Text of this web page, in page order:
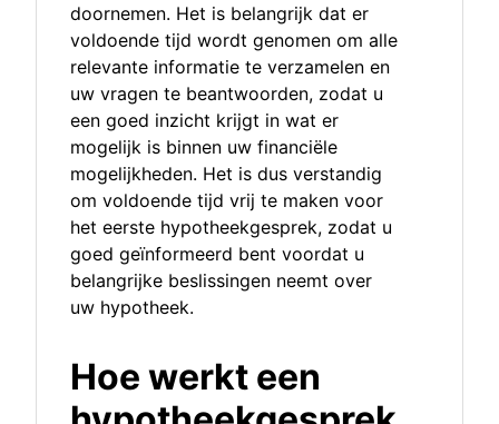
doornemen. Het is belangrijk dat er
voldoende tijd wordt genomen om alle
relevante informatie te verzamelen en
uw vragen te beantwoorden, zodat u
een goed inzicht krijgt in wat er
mogelijk is binnen uw financiële
mogelijkheden. Het is dus verstandig
om voldoende tijd vrij te maken voor
het eerste hypotheekgesprek, zodat u
goed geïnformeerd bent voordat u
belangrijke beslissingen neemt over
uw hypotheek.
Hoe werkt een